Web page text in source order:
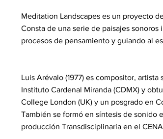
Meditation Landscapes es un proyecto
Consta de una serie de paisajes
procesos de pensamiento y guiando al
Luis Arévalo (1977) es compositor,
Instituto Cardenal Miranda (CDMX) y
College London (UK) y un posgrado en
También se formó en síntesis de sonido
producción Transdisciplinaria en el